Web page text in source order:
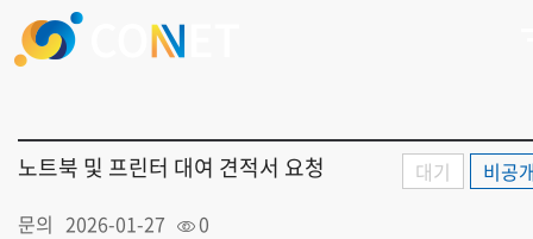
노트북 및 프린터 대여 견적서 요청 대기
비공
문의 2026-01-27 0